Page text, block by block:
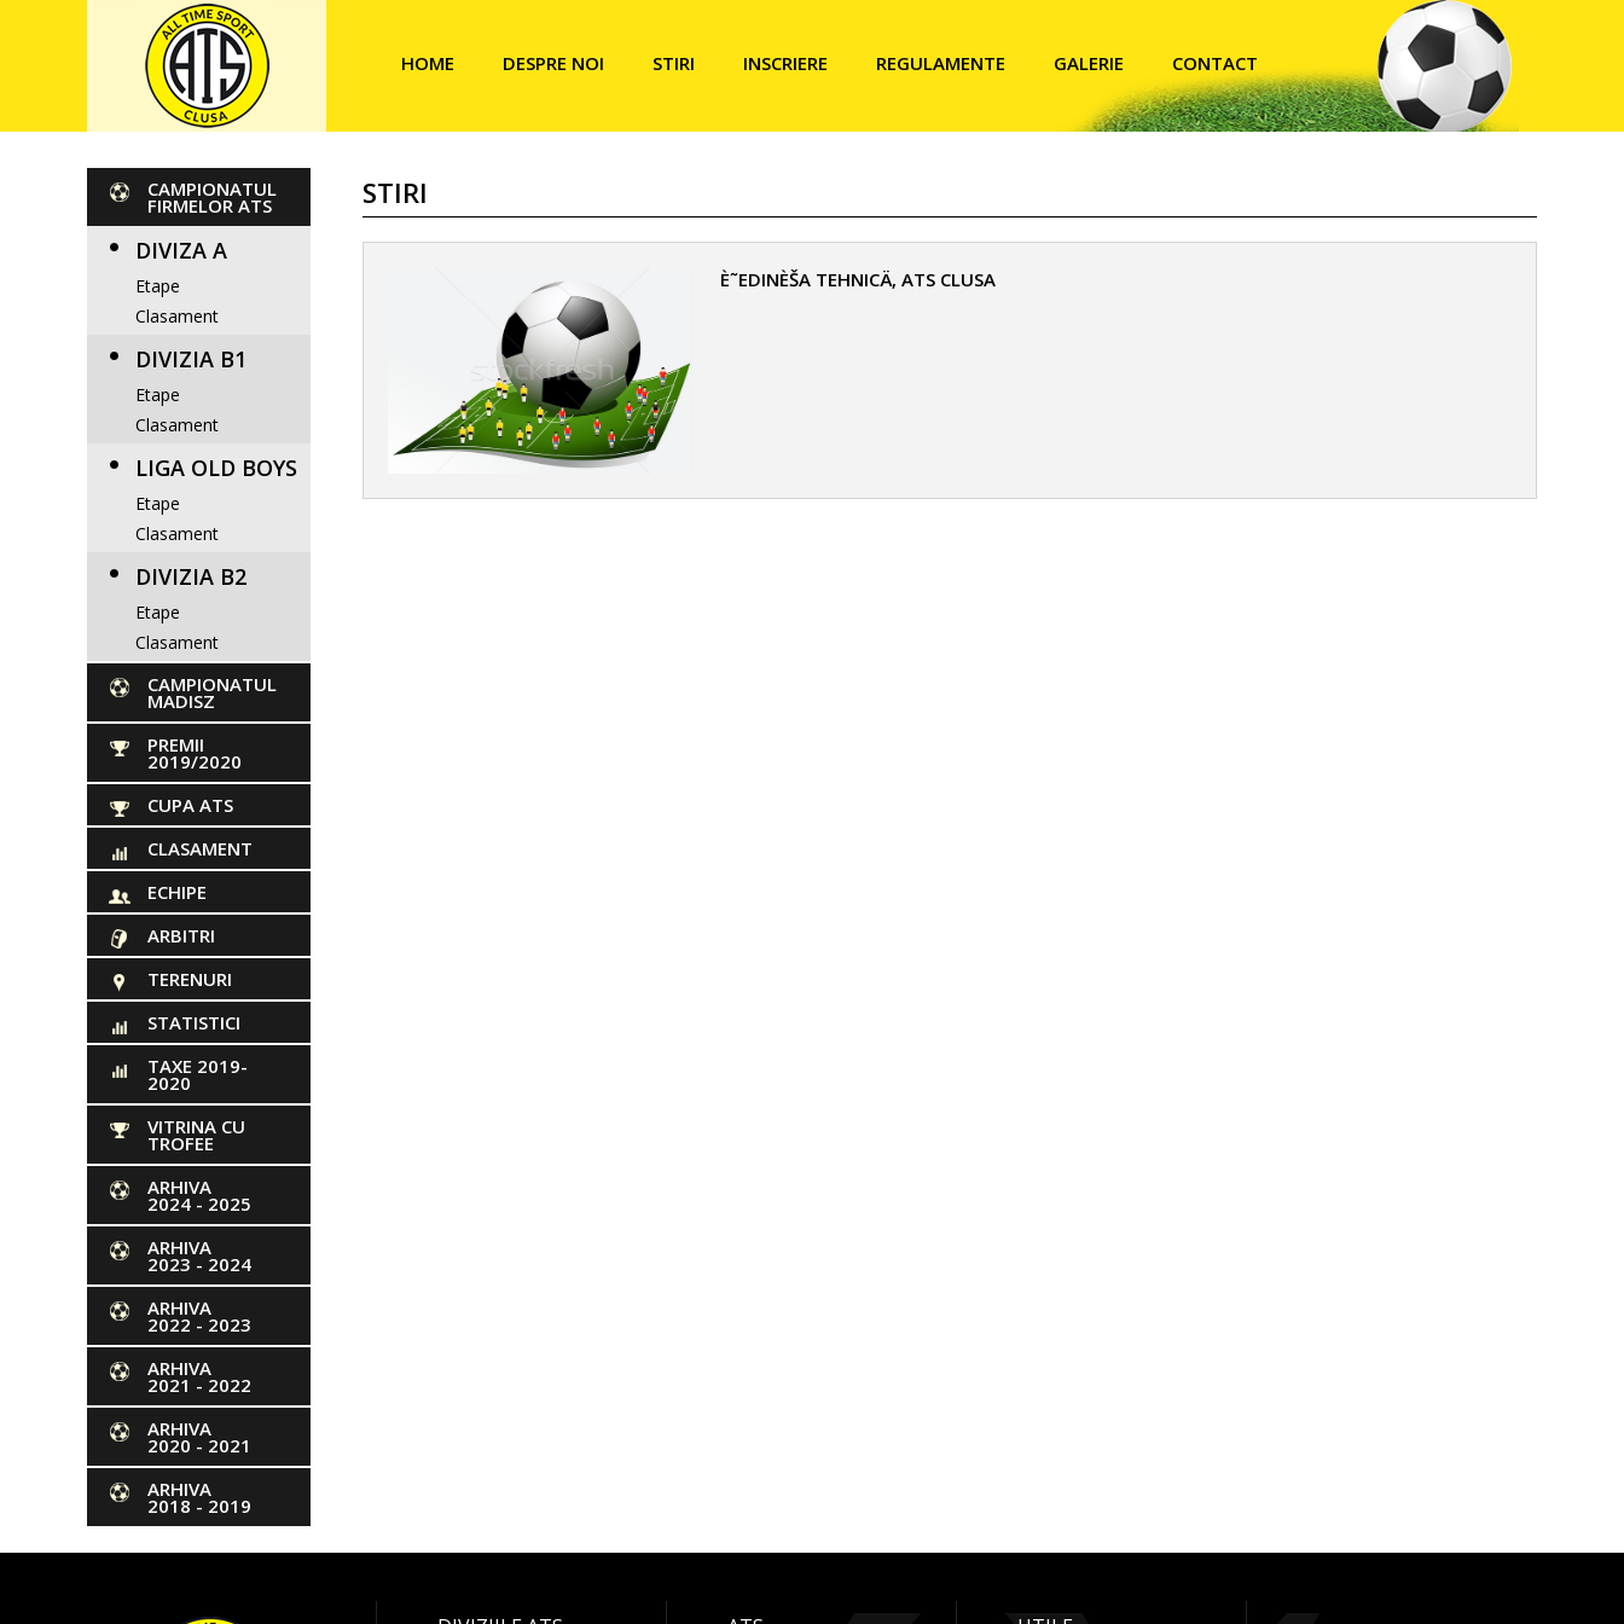
HOME DESPRE NOI STIRI INSCRIERE REGULAMENTE GALERIE CONTACT
CAMPIONATUL
FIRMELOR ATS
DIVIZA A
Etape
Clasament
DIVIZIA B1
Etape
Clasament
LIGA OLD BOYS
Etape
Clasament
DIVIZIA B2
Etape
Clasament
CAMPIONATUL
MADISZ
PREMII
2019/2020
CUPA ATS
CLASAMENT
ECHIPE
ARBITRI
TERENURI
STATISTICI
TAXE 2019-
2020
VITRINA CU
TROFEE
ARHIVA
2024 - 2025
ARHIVA
2023 - 2024
ARHIVA
2022 - 2023
ARHIVA
2021 - 2022
ARHIVA
2020 - 2021
ARHIVA
2018 - 2019
STIRI
È˜EDINÈŠA TEHNICÄ‚ ATS CLUSA